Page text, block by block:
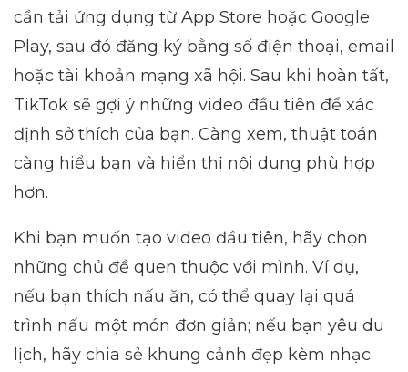
cần tải ứng dụng từ App Store hoặc Google
Play, sau đó đăng ký bằng số điện thoại, email
hoặc tài khoản mạng xã hội. Sau khi hoàn tất,
TikTok sẽ gợi ý những video đầu tiên để xác
định sở thích của bạn. Càng xem, thuật toán
càng hiểu bạn và hiển thị nội dung phù hợp
hơn.
Khi bạn muốn tạo video đầu tiên, hãy chọn
những chủ đề quen thuộc với mình. Ví dụ,
nếu bạn thích nấu ăn, có thể quay lại quá
trình nấu một món đơn giản; nếu bạn yêu du
lịch, hãy chia sẻ khung cảnh đẹp kèm nhạc